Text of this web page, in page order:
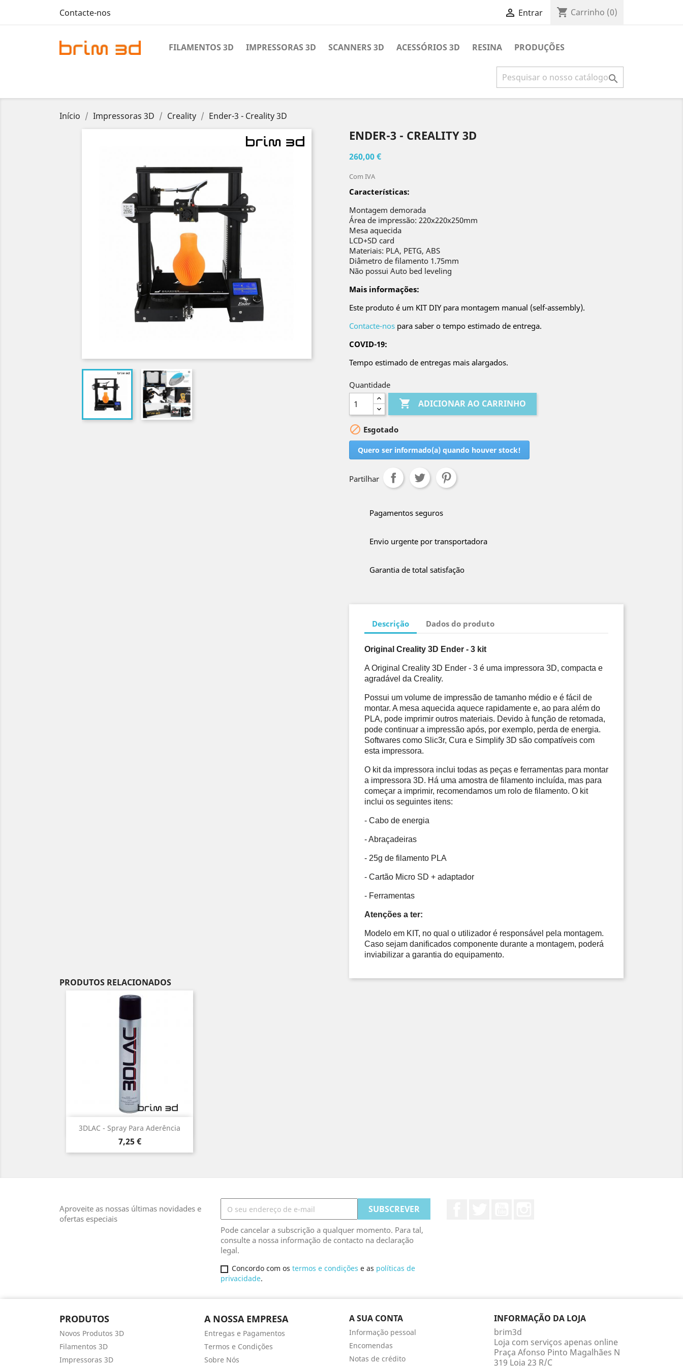
Contacte-nos  Entrar shopping_cart Carrinho (0)
FILAMENTOS 3D IMPRESSORAS 3D SCANNERS 3D ACESSÓRIOS 3D RESINA PRODUÇÕES

Início Impressoras 3D Creality Ender-3 - Creality 3D
ENDER-3 - CREALITY 3D
260,00 €
Com IVA
Características:
Montagem demorada
Área de impressão: 220x220x250mm
Mesa aquecida
LCD+SD card
Materiais: PLA, PETG, ABS
Diâmetro de filamento 1.75mm
Não possui Auto bed leveling
Mais informações:
Este produto é um KIT DIY para montagem manual (self-assembly).
Contacte-nos para saber o tempo estimado de entrega.
COVID-19:
Tempo estimado de entregas mais alargados.
Quantidade
 ADICIONAR AO CARRINHO
 Esgotado
Quero ser informado(a) quando houver stock!
Partilhar
Pagamentos seguros
Envio urgente por transportadora
Garantia de total satisfação
Descrição Dados do produto
Original Creality 3D Ender - 3 kit
A Original Creality 3D Ender - 3 é uma impressora 3D, compacta e
agradável da Creality.
Possui um volume de impressão de tamanho médio e é fácil de
montar. A mesa aquecida aquece rapidamente e, ao para além do
PLA, pode imprimir outros materiais. Devido à função de retomada,
pode continuar a impressão após, por exemplo, perda de energia.
Softwares como Slic3r, Cura e Simplify 3D são compatíveis com
esta impressora.
O kit da impressora inclui todas as peças e ferramentas para montar
a impressora 3D. Há uma amostra de filamento incluída, mas para
começar a imprimir, recomendamos um rolo de filamento. O kit
inclui os seguintes itens:
- Cabo de energia
- Abraçadeiras
- 25g de filamento PLA
- Cartão Micro SD + adaptador
- Ferramentas
Atenções a ter:
Modelo em KIT, no qual o utilizador é responsável pela montagem.
Caso sejam danificados componente durante a montagem, poderá
inviabilizar a garantia do equipamento.
PRODUTOS RELACIONADOS
3DLAC - Spray Para Aderência
Preço
7,25 €
Vista rápida
Aproveite as nossas últimas novidades e
ofertas especiais
Pode cancelar a subscrição a qualquer momento. Para tal,
consulte a nossa informação de contacto na declaração
legal.
Concordo com os termos e condições e as políticas de
privacidade.
PRODUTOS
Novos Produtos 3D
Filamentos 3D
Impressoras 3D
A NOSSA EMPRESA
Entregas e Pagamentos
Termos e Condições
Sobre Nós
A SUA CONTA
Informação pessoal
Encomendas
Notas de crédito
INFORMAÇÃO DA LOJA
brim3d
Loja com serviços apenas online
Praça Afonso Pinto Magalhães N
319 Loja 23 R/C